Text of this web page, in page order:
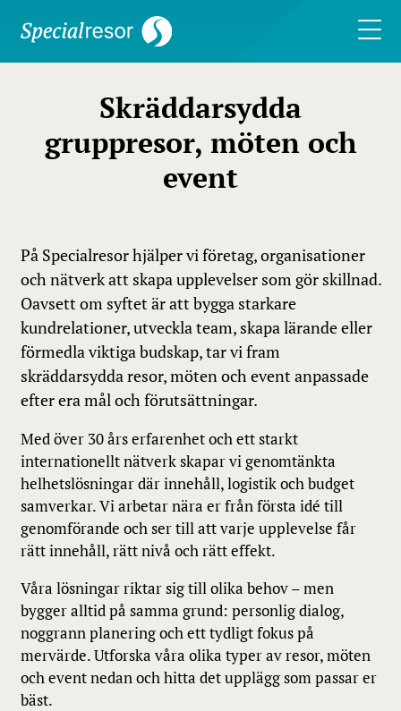
Skräddarsydda
gruppresor, möten och
event
På Specialresor hjälper vi företag, organisationer
och nätverk att skapa upplevelser som gör skillnad.
Oavsett om syftet är att bygga starkare
kundrelationer, utveckla team, skapa lärande eller
förmedla viktiga budskap, tar vi fram
skräddarsydda resor, möten och event anpassade
efter era mål och förutsättningar.
Med över 30 års erfarenhet och ett starkt
internationellt nätverk skapar vi genomtänkta
helhetslösningar där innehåll, logistik och budget
samverkar. Vi arbetar nära er från första idé till
genomförande och ser till att varje upplevelse får
rätt innehåll, rätt nivå och rätt effekt.
Våra lösningar riktar sig till olika behov – men
bygger alltid på samma grund: personlig dialog,
noggrann planering och ett tydligt fokus på
mervärde. Utforska våra olika typer av resor, möten
och event nedan och hitta det upplägg som passar er
bäst.